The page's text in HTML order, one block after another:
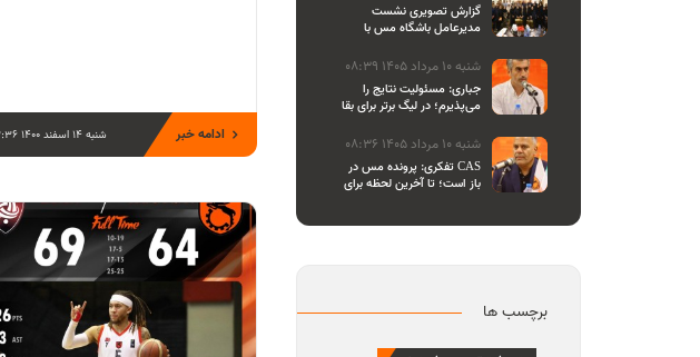
شنبه 14 اسفند 1400 13:36 ادامه خبر
گزارش تصویری نشست
مدیرعامل باشگاه مس با
شنبه 10 مرداد 1405 08:39
جباری: مسئولیت نتایج را
می‌پذیرم؛ در لیگ برتر برای بقا
می‌جنگیم
شنبه 10 مرداد 1405 08:36
تفکری: پرونده مس در CAS
باز است؛ تا آخرین لحظه برای
برچسب ها